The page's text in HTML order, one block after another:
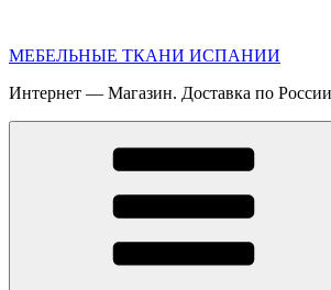
содержимому
МЕБЕЛЬНЫЕ ТКАНИ ИСПАНИИ
Интернет — Магазин. Доставка по